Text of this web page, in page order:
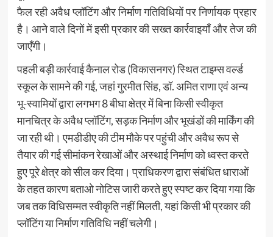
फैल रही अवैध प्लॉटिंग और निर्माण गतिविधियों पर निर्णायक प्रहार
है। आने वाले दिनों में इसी प्रकार की सख्त कार्रवाइयाँ और तेज की
जाएँगी।
पहली बड़ी कार्रवाई कैनाल रोड (विकासनगर) स्थित टाइम्स वर्ल्ड
स्कूल के सामने की गई, जहां गुरमीत सिंह, डॉ. अमित राणा एवं अन्य
भू-स्वामियों द्वारा लगभग 8 बीघा क्षेत्र में बिना किसी स्वीकृत
मानचित्र के अवैध प्लॉटिंग, सड़क निर्माण और भूखंडों की मार्किंग की
जा रही थी। एमडीडीए की टीम मौके पर पहुंची और अवैध रूप से
तैयार की गई सीमांकन रेखाओं और अस्थाई निर्माण को ध्वस्त करते
हुए पूरे क्षेत्र को सील कर दिया। प्राधिकरण द्वारा संबंधित धाराओं
के तहत कारण बताओ नोटिस जारी करते हुए स्पष्ट कर दिया गया कि
जब तक विधिसम्मत स्वीकृति नहीं मिलती, यहां किसी भी प्रकार की
प्लॉटिंग या निर्माण गतिविधि नहीं चलेगी।